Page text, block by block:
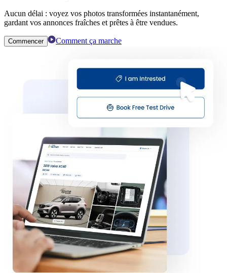
Aucun délai : voyez vos photos transformées instantanément,
gardant vos annonces fraîches et prêtes à être vendues.
Commencer Comment ça marche